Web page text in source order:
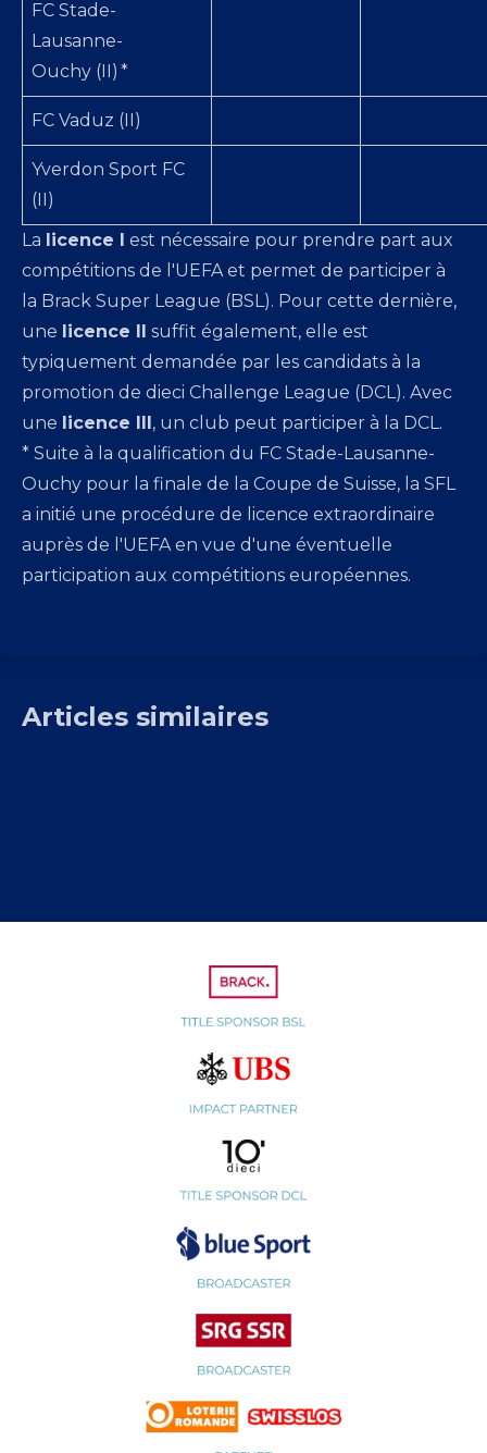
FC Stade-
Lausanne-
Ouchy (II) *
FC Vaduz (II)
Yverdon Sport FC
(II)
La licence I est nécessaire pour prendre part aux
compétitions de l'UEFA et permet de participer à
la Brack Super League (BSL). Pour cette dernière,
une licence II suffit également, elle est
typiquement demandée par les candidats à la
promotion de dieci Challenge League (DCL). Avec
une licence III, un club peut participer à la DCL.
* Suite à la qualification du FC Stade-Lausanne-
Ouchy pour la finale de la Coupe de Suisse, la SFL
a initié une procédure de licence extraordinaire
auprès de l'UEFA en vue d'une éventuelle
participation aux compétitions européennes.
Articles similaires
2025/26